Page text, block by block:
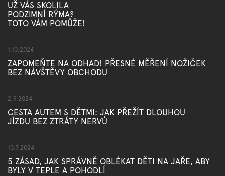
UŽ VÁS SKOLILA
PODZIMNÍ RÝMA?
TOTO VÁM POMŮŽE!
1.10.2024
ZAPOMEŇTE NA ODHAD! PŘESNÉ MĚŘENÍ NOŽIČEK
BEZ NÁVŠTĚVY OBCHODU
2.9.2024
CESTA AUTEM S DĚTMI: JAK PŘEŽÍT DLOUHOU
JÍZDU BEZ ZTRÁTY NERVŮ
10.7.2024
5 ZÁSAD, JAK SPRÁVNĚ OBLÉKAT DĚTI NA JAŘE, ABY
BYLY V TEPLE A POHODLÍ